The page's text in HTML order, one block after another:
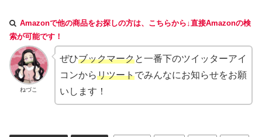
Amazonで他の商品をお探しの方は、こちらから↓直接Amazonの検
索が可能です！
ねづこ
ぜひブックマークと一番下のツイッターアイ
コンからリツートでみんなにお知らせをお願
いします！